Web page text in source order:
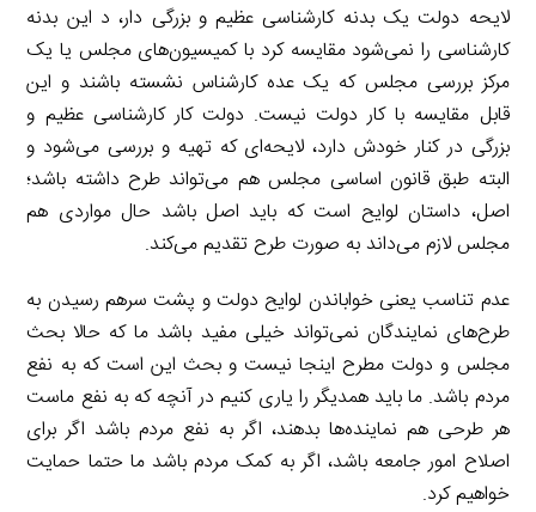
لایحه دولت یک بدنه کارشناسی عظیم و بزرگی دار، د این بدنه
کارشناسی را نمی‌شود مقایسه کرد با کمیسیون‌های مجلس یا یک
مرکز بررسی مجلس که یک عده کارشناس نشسته باشند و این
قابل مقایسه با کار دولت نیست. دولت کار کارشناسی عظیم و
بزرگی در کنار خودش دارد، لایحه‌ای که تهیه و بررسی می‌شود و
البته طبق قانون اساسی مجلس هم می‌تواند طرح داشته باشد؛
اصل، داستان لوایح است که باید اصل باشد حال مواردی هم
مجلس لازم می‌داند به صورت طرح تقدیم می‌کند.
عدم تناسب یعنی خواباندن لوایح دولت و پشت سرهم رسیدن به
طرح‌های نمایندگان نمی‌تواند خیلی مفید باشد ما که حالا بحث
مجلس و دولت مطرح اینجا نیست و بحث این است که به نفع
مردم باشد. ما باید همدیگر را یاری کنیم در آنچه که به نفع ماست
هر طرحی هم نماینده‌ها بدهند، اگر به نفع مردم باشد اگر برای
اصلاح امور جامعه باشد، اگر به کمک مردم باشد ما حتما حمایت
خواهیم کرد.